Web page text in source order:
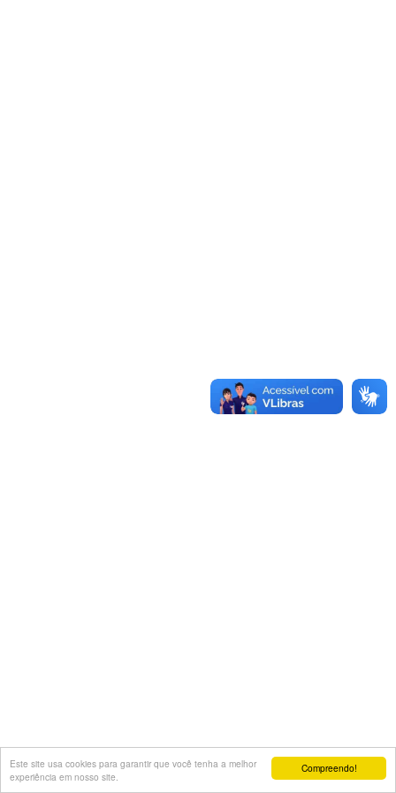
Compreendo!
Este site usa cookies para garantir que você tenha a melhor
experiência em nosso site.